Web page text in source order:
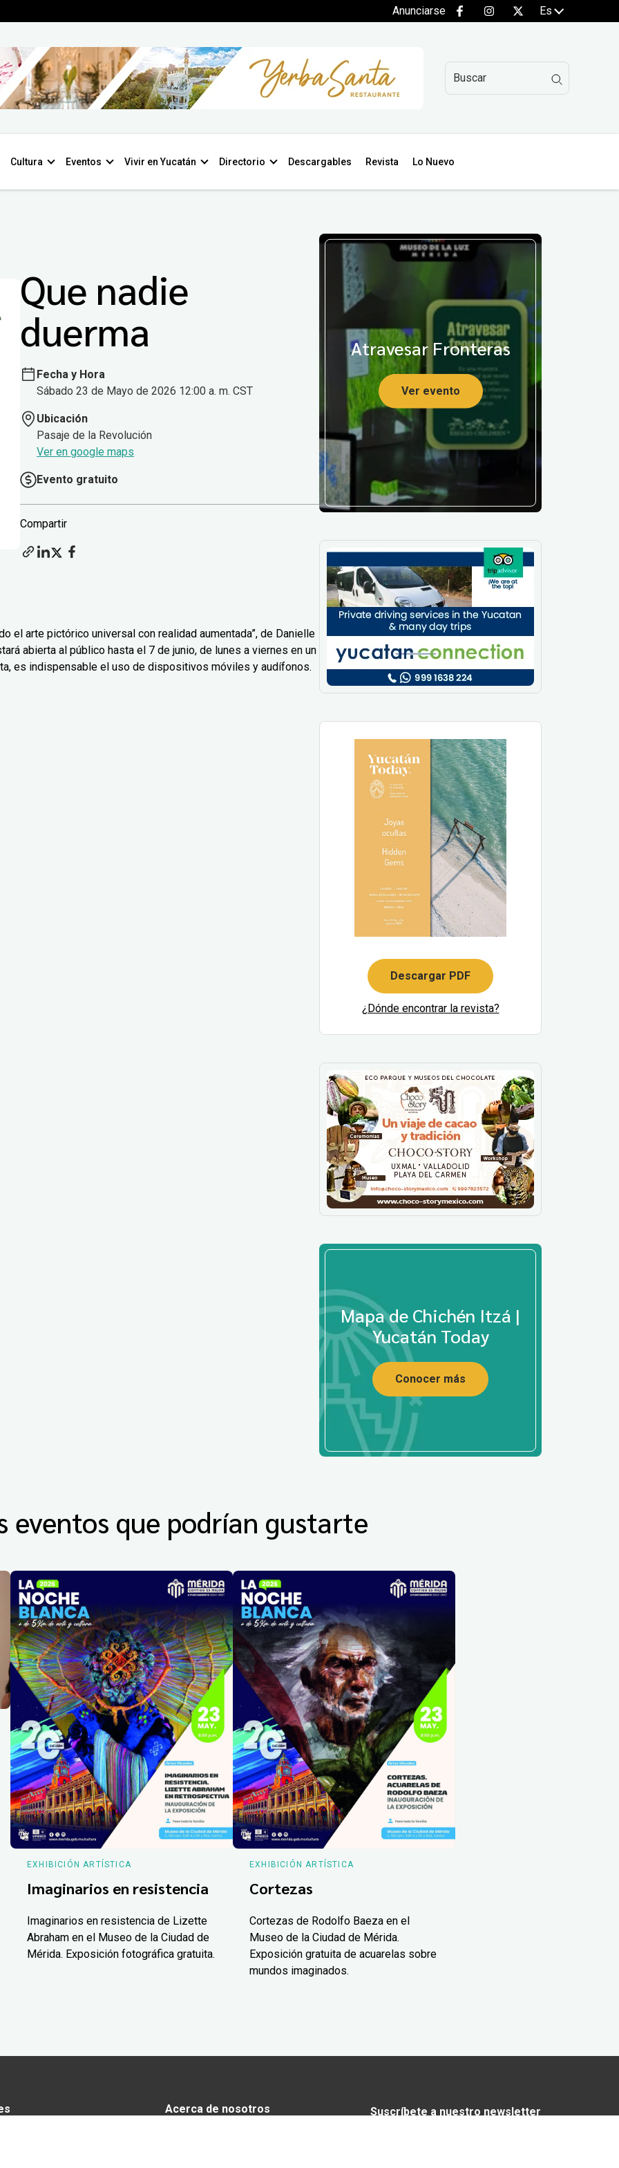
Anunciarse Es
Cultura Eventos Vivir en Yucatán Directorio Descargables Revista Lo Nuevo
Que nadie
duerma
Fecha y Hora
Sábado 23 de Mayo de 2026 12:00 a. m. CST
Ubicación
Pasaje de la Revolución
Ver en google maps
Evento gratuito
Compartir
el arte pictórico universal con realidad aumentada”, de Danielle
abierta al público hasta el 7 de junio, de lunes a viernes en un
es indispensable el uso de dispositivos móviles y audífonos.
Atravesar Fronteras
Ver evento
Descargar PDF
¿Dónde encontrar la revista?
Mapa de Chichén Itzá |
Yucatán Today
Conocer más
eventos que podrían gustarte
EXHIBICIÓN ARTÍSTICA
Imaginarios en resistencia
Imaginarios en resistencia de Lizette
Abraham en el Museo de la Ciudad de
Mérida. Exposición fotográfica gratuita.
EXHIBICIÓN ARTÍSTICA
Cortezas
Cortezas de Rodolfo Baeza en el
Museo de la Ciudad de Mérida.
Exposición gratuita de acuarelas sobre
mundos imaginados.
Acerca de nosotros
Suscríbete a nuestro newsletter